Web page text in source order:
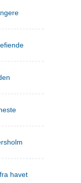
havet